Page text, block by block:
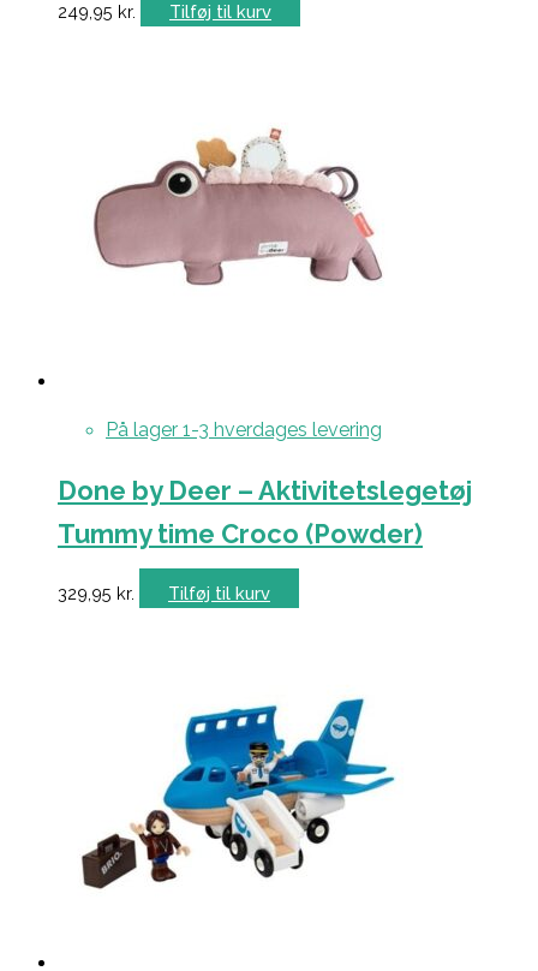
249,95 kr. Tilføj til kurv
På lager 1-3 hverdages levering
Done by Deer – Aktivitetslegetøj
Tummy time Croco (Powder)
329,95 kr. Tilføj til kurv